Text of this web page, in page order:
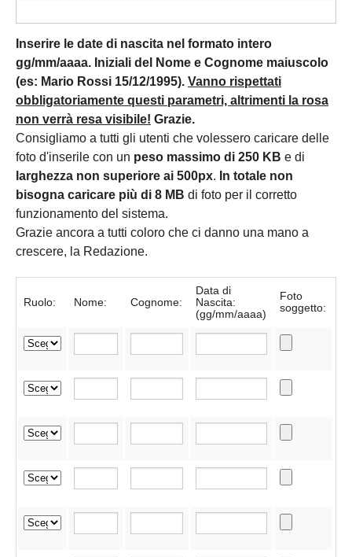
Inserire le date di nascita nel formato intero
gg/mm/aaaa. Iniziali del Nome e Cognome maiuscolo
(es: Mario Rossi 15/12/1995). Vanno rispettati
obbligatoriamente questi parametri, altrimenti la rosa
non verrà resa visibile! Grazie.
Consigliamo a tutti gli utenti che volessero caricare delle
foto d'inserile con un peso massimo di 250 KB e di
larghezza non superiore ai 500px. In totale non
bisogna caricare più di 8 MB di foto per il corretto
funzionamento del sistema.
Grazie ancora a tutti coloro che ci danno una mano a
crescere, la Redazione.
Ruolo: Nome: Cognome:
Data di
Nascita:
(gg/mm/aaaa)
Foto
soggetto: